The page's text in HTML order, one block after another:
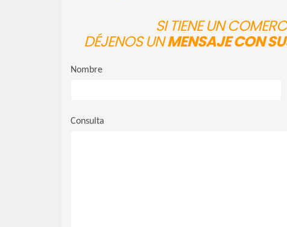
SI TIENE UN
DÉJENOS UNMENSAJE CON
Nombre
Consulta